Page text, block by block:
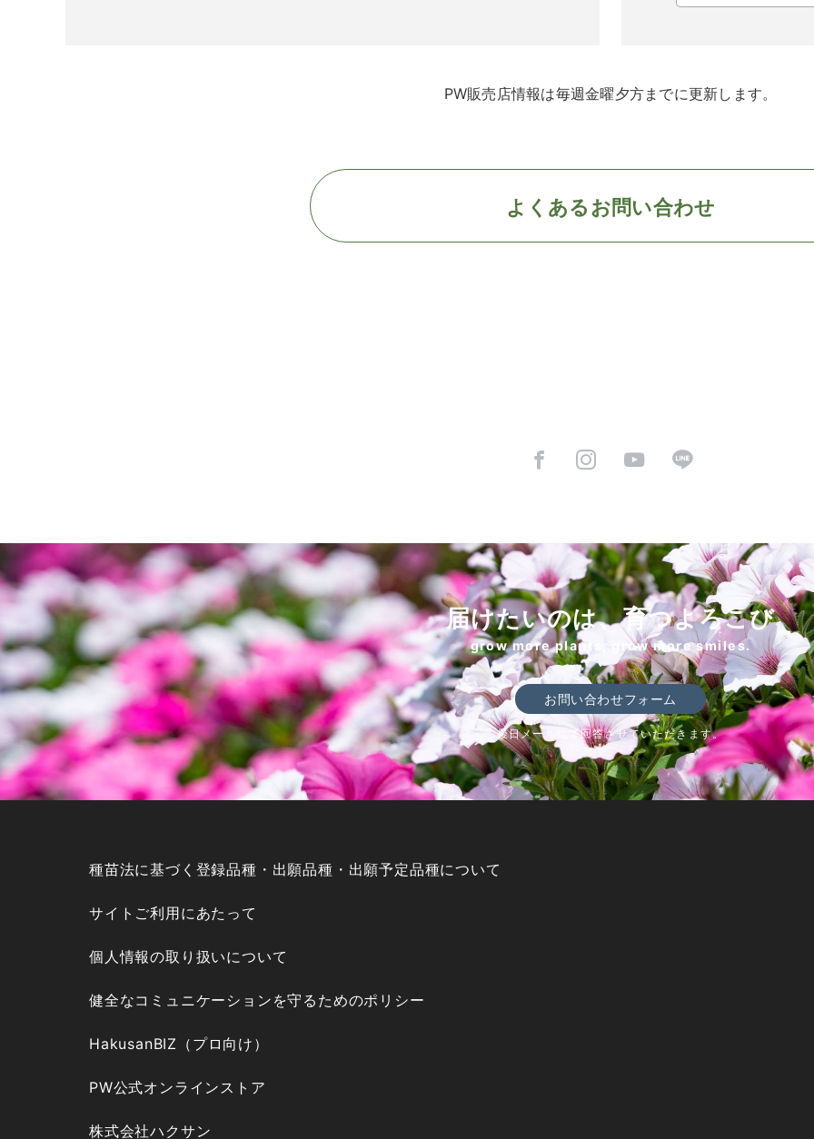
PW販売店情報は毎週金曜夕方までに更新します。
よくあるお問い合わせ
届けたいのは、育つよろこび
grow more plants, grow more smiles.
お問い合わせフォーム
後日メールにて回答させていただきます。
種苗法に基づく登録品種・出願品種・出願予定品種について
サイトご利用にあたって
個人情報の取り扱いについて
健全なコミュニケーションを守るためのポリシー
HakusanBIZ（プロ向け）
PW公式オンラインストア
株式会社ハクサン